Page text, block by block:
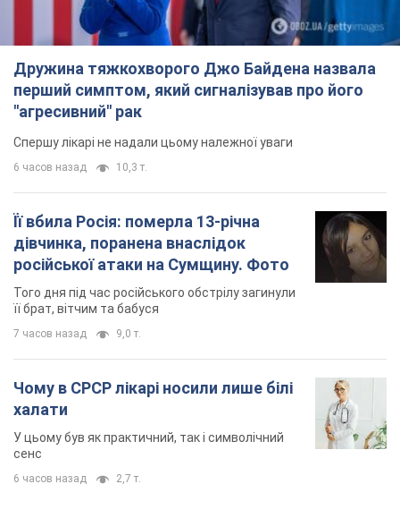
Дружина тяжкохворого Джо Байдена назвала
перший симптом, який сигналізував про його
"агресивний" рак
Спершу лікарі не надали цьому належної уваги
6 часов назад 10,3 т.
Її вбила Росія: померла 13-річна
дівчинка, поранена внаслідок
російської атаки на Сумщину. Фото
Того дня під час російського обстрілу загинули
її брат, вітчим та бабуся
7 часов назад 9,0 т.
Чому в СРСР лікарі носили лише білі
халати
У цьому був як практичний, так і символічний
сенс
6 часов назад 2,7 т.